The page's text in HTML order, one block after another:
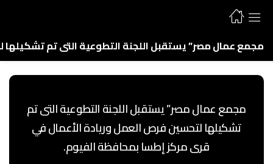
مجمع عمال مصر” يستقبل اللجنة التطوعية التى تم
مجمع عمال مصر” يستقبل اللجنة التطوعية التى تم
تشكيلها لتحسين فرص العمل وريادة الأعمال في
قرى مركز إطسا بمحافظة الفيوم.